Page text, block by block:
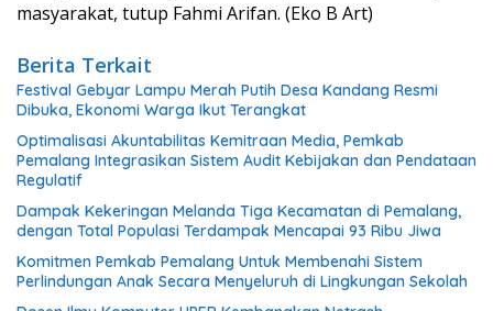
masyarakat, tutup Fahmi Arifan. (Eko B Art)
Berita Terkait
Festival Gebyar Lampu Merah Putih Desa Kandang Resmi
Dibuka, Ekonomi Warga Ikut Terangkat
​Optimalisasi Akuntabilitas Kemitraan Media, Pemkab
Pemalang Integrasikan Sistem Audit Kebijakan dan Pendataan
Regulatif
Dampak Kekeringan Melanda Tiga Kecamatan di Pemalang,
dengan Total Populasi Terdampak Mencapai 93 Ribu Jiwa
Komitmen Pemkab Pemalang Untuk Membenahi Sistem
Perlindungan Anak Secara Menyeluruh di Lingkungan Sekolah